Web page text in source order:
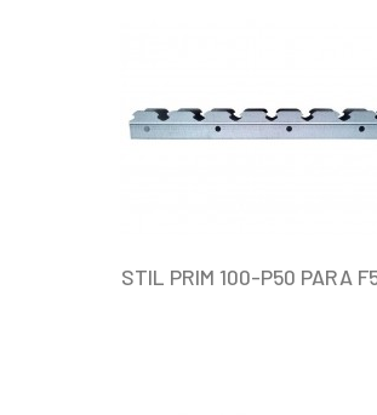
STIL PRIM 100-P50 PARA